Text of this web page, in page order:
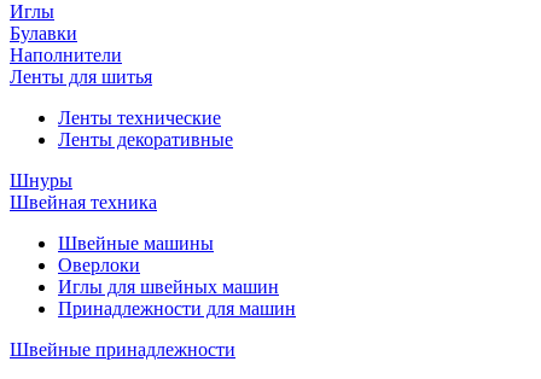
Иглы
Булавки
Наполнители
Ленты для шитья
Ленты технические
Ленты декоративные
Шнуры
Швейная техника
Швейные машины
Оверлоки
Иглы для швейных машин
Принадлежности для машин
Швейные принадлежности